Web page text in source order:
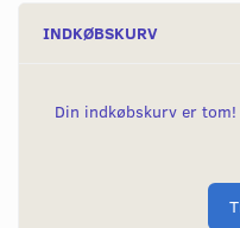
INDKØBSKURV
Din indkøbskurv er tom!